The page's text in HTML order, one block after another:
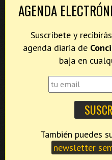
AGENDA
Suscríbete y
agenda diaria de
baja en
newsletter